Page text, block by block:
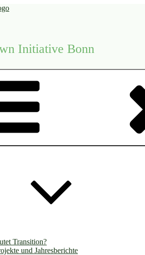
Initiative Bonn
Transition?
und Jahresberichte